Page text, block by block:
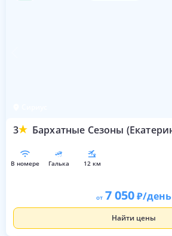
3
в номере галька 12 км
от 7 050 /день
Найти цены